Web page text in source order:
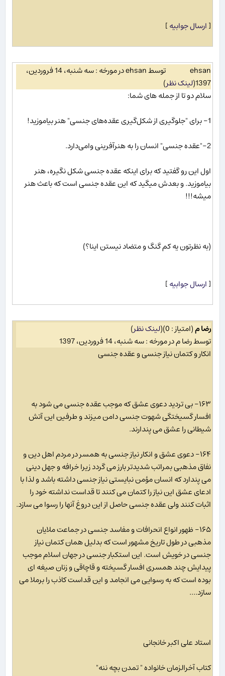
[ارسال جوابیه]
ehsan
توسط ehsan در مورخه : سه شنبه، 14 فروردین،
1397
(لینک نظر)
سلام دو تا از جمله های شما:
1- برای "جلوگیری از شکل‌گیری عقده‌های جنسی" هنر بیاموزید!
2-"عقده جنسی" انسان را به هنرآفرینی وامی‌دارد.
اول این رو گفتید که برای اینکه عقده جنسی شکل نگیره، هنر
بیاموزید. و بعدش میگید که این عقده جنسی است که باعث هنر
میشه!!!
(به نظرتون یه کم گنگ و متضاد نیستن اینا؟)
[ارسال جوابیه]
رضا م(امتیاز : 0) (لینک نظر)
توسط رضا م در مورخه : سه شنبه، 14 فروردین، 1397
انکار و کتمان نیاز جنسی و عقده جنسی
۱۶۳- بی تردید دعوی عشق که موجب عقده جنسی می شود به
افسار گسیختگی شهوت جنسی دامن میزند و طرفین این آتش
شیطانی را عشق می پندارند.
۱۶۴- دعوی عشق و انکار نیاز جنسی به همسر در مردم اهل دین و
نفاق مذهبی بمراتب شدیدتر بارز می گردد زیرا خرافه و جهل دینی
می پندارد که انسان مؤمن نبایستی نیاز جنسی داشته باشد و لذا با
ادعای عشق این نیاز را کتمان می کنند تا قداست نداشته خود را
اثبات کنند ولی عقده جنسی حاصل از این دروغ آنها را رسوا می سازد.
۱۶۵- ظهور انواع انحرافات و مفاسد جنسی در جماعت ملایان
مذهبی در طول تاریخ مشهور است که بدلیل همان کتمان نیاز
جنسی در خویش است. این استکبار جنسی در جهان اسلام موجب
پیدایش چند همسری افسار گسیخته و قاچاقی و زنان صیغه ای
بوده است که به رسوایی می انجامد و این قداست کاذب را برملا می
سازد....
استاد علی اکبر خانجانی
کتاب آخرالزمان خانواده " تمدن بچه ننه"